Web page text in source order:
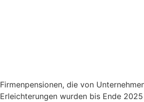
Firmenpensionen, die von
Erleichterungen wurden bis Ende